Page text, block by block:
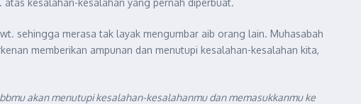
kesalahan-kesalahan yang pernah diperbuat.
sehingga merasa tak layak mengumbar aib orang lain. Muhasabah
memberikan ampunan dan menutupi kesalahan-kesalahan kita,
akan menutupi kesalahan-kesalahanmu dan memasukkanmu ke